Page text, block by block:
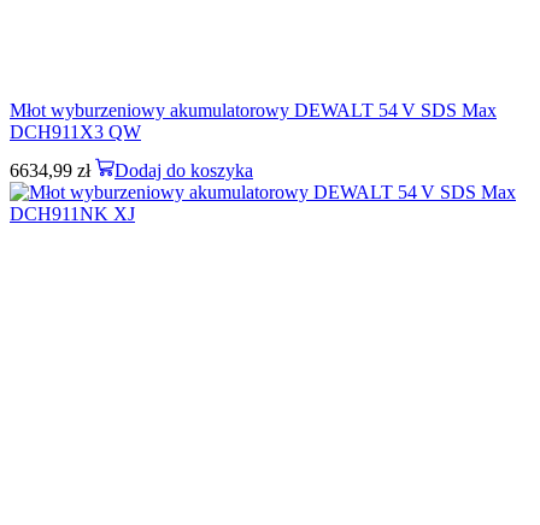
Młot wyburzeniowy akumulatorowy DEWALT 54 V SDS Max
DCH911X3 QW
6634,99 zł Dodaj do koszyka